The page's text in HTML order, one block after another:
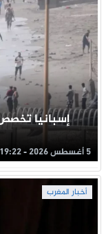
5 أغسطس 2026 - 19:22
أخبار المغرب